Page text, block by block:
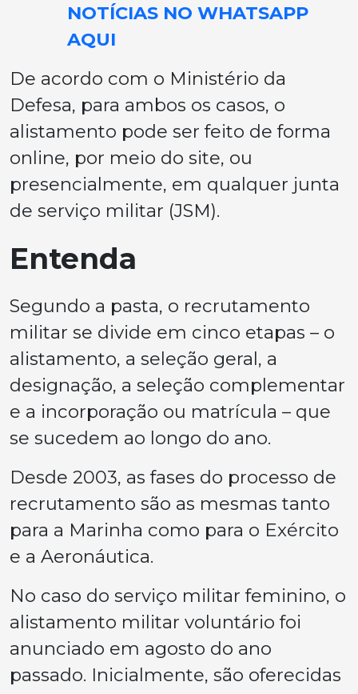
NOTÍCIAS NO WHATSAPP
AQUI
De acordo com o Ministério da
Defesa, para ambos os casos, o
alistamento pode ser feito de forma
online, por meio do site, ou
presencialmente, em qualquer junta
de serviço militar (JSM).
Entenda
Segundo a pasta, o recrutamento
militar se divide em cinco etapas – o
alistamento, a seleção geral, a
designação, a seleção complementar
e a incorporação ou matrícula – que
se sucedem ao longo do ano.
Desde 2003, as fases do processo de
recrutamento são as mesmas tanto
para a Marinha como para o Exército
e a Aeronáutica.
No caso do serviço militar feminino, o
alistamento militar voluntário foi
anunciado em agosto do ano
passado. Inicialmente, são oferecidas